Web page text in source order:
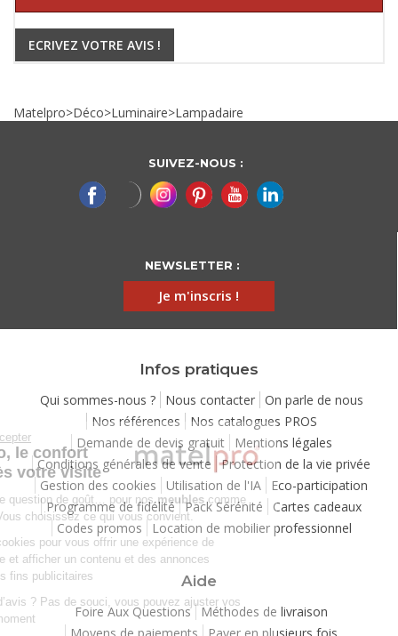
ECRIVEZ VOTRE AVIS !
Matelpro>Déco>Luminaire>Lampadaire
SUIVEZ-NOUS :
NEWSLETTER :
Je m'inscris !
Infos pratiques
Qui sommes-nous ? Nous contacter
On parle de nous
Nos références
Nos catalogues PROS
Demande de devis gratuit
Mentions légales
Conditions générales de vente
Protection de la vie privée
Gestion des cookies
Utilisation de l'IA
Eco-participation
Programme de fidélité
Pack Sérénité
Cartes cadeaux
Codes promos
Location de mobilier professionnel
Aide
Foire Aux Questions
Méthodes de livraison
Continuer sans accepter
Chez Matelpro, le confort
commence dès votre visite
Leconfort , c'est une question de goût… pour nosmeubles
comme
pour nos cookies ! Vous choisissez ce qui vous convient.
Nous utilisons des cookies pour vous offrir une expérience de
navigation moelleuse et afficher un contenu et des annonces
personnalisées à des fins publicitaires
Besoin de changer d’avis ? Pas de souci, vous pouvez ajuster vos
préférences à tout moment